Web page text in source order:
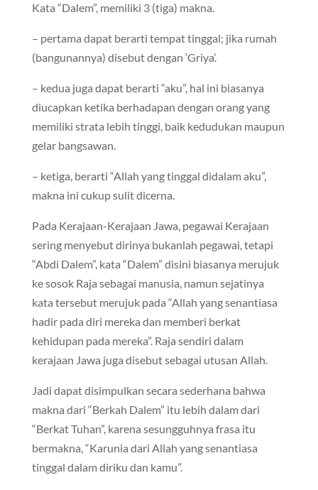
Kata “Dalem”, memiliki 3 (tiga) makna.
– pertama dapat berarti tempat tinggal; jika rumah
(bangunannya) disebut dengan ‘Griya’.
– kedua juga dapat berarti “aku”, hal ini biasanya
diucapkan ketika berhadapan dengan orang yang
memiliki strata lebih tinggi, baik kedudukan maupun
gelar bangsawan.
– ketiga, berarti “Allah yang tinggal didalam aku”,
makna ini cukup sulit dicerna.
Pada Kerajaan-Kerajaan Jawa, pegawai Kerajaan
sering menyebut dirinya bukanlah pegawai, tetapi
“Abdi Dalem”, kata “Dalem” disini biasanya merujuk
ke sosok Raja sebagai manusia, namun sejatinya
kata tersebut merujuk pada “Allah yang senantiasa
hadir pada diri mereka dan memberi berkat
kehidupan pada mereka”. Raja sendiri dalam
kerajaan Jawa juga disebut sebagai utusan Allah.
Jadi dapat disimpulkan secara sederhana bahwa
makna dari “Berkah Dalem” itu lebih dalam dari
“Berkat Tuhan”, karena sesungguhnya frasa itu
bermakna, “Karunia dari Allah yang senantiasa
tinggal dalam diriku dan kamu”.